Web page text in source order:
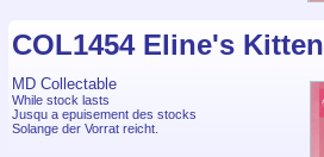
COL1454 Eline's Kitten
MD Collectable
While stock lasts
Jusqu a epuisement des stocks
Solange der Vorrat reicht.